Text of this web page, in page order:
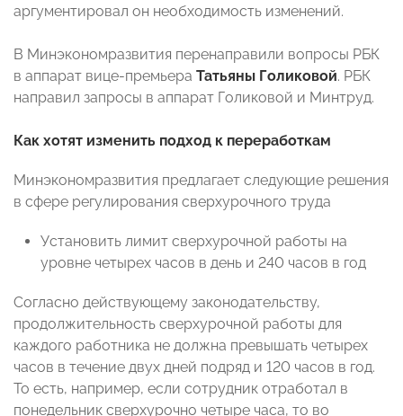
аргументировал он необходимость изменений.
В Минэкономразвития перенаправили вопросы РБК
в аппарат вице-премьера Татьяны Голиковой. РБК
направил запросы в аппарат Голиковой и Минтруд.
Как хотят изменить подход к переработкам
Минэкономразвития предлагает следующие решения
в сфере регулирования сверхурочного труда
Установить лимит сверхурочной работы на
уровне четырех часов в день и 240 часов в год
Согласно действующему законодательству,
продолжительность сверхурочной работы для
каждого работника не должна превышать четырех
часов в течение двух дней подряд и 120 часов в год.
То есть, например, если сотрудник отработал в
понедельник сверхурочно четыре часа, то во